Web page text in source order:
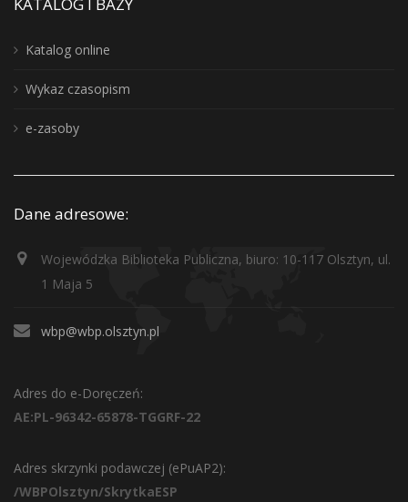
KATALOG I BAZY
Katalog online
Wykaz czasopism
e-zasoby
Dane adresowe:
Wojewódzka Biblioteka Publiczna, biuro: 10-117 Olsztyn, ul.
1 Maja 5
wbp@wbp.olsztyn.pl
Adres do e-Doręczeń:
AE:PL-96342-65878-TGGRF-22
Adres skrzynki podawczej (ePuAP2):
/WBPOlsztyn/SkrytkaESP